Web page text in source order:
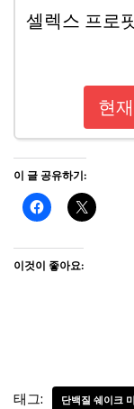
셀렉스 프로
현
이 글 공유하기:
이것이 좋아요:
태그: 단백질 쉐이크